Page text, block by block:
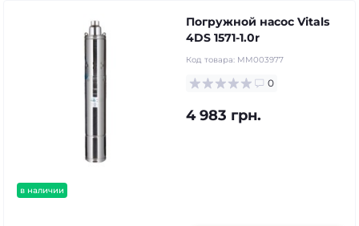
в наличии
Погружной насос Vitals
4DS 1571-1.0r
Код товара: MM003977
0
4 983 грн.